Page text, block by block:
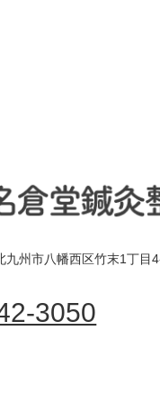
州市八幡西区竹末1丁目
3050